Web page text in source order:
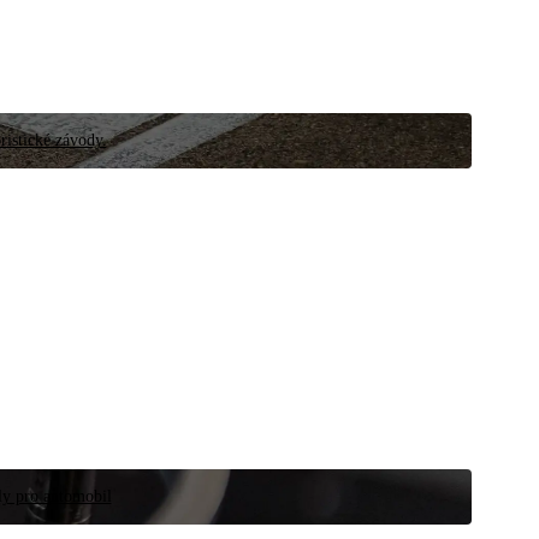
závody.
pro automobil